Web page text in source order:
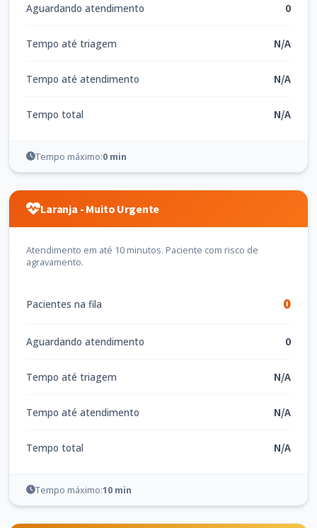
Aguardando atendimento 0
Tempo até triagem N/A
Tempo até atendimento N/A
Tempo total N/A
Tempo máximo:0 min
Laranja - Muito Urgente
Atendimento em até 10 minutos. Paciente com risco de
agravamento.
Pacientes na fila 0
Aguardando atendimento 0
Tempo até triagem N/A
Tempo até atendimento N/A
Tempo total N/A
Tempo máximo:10 min